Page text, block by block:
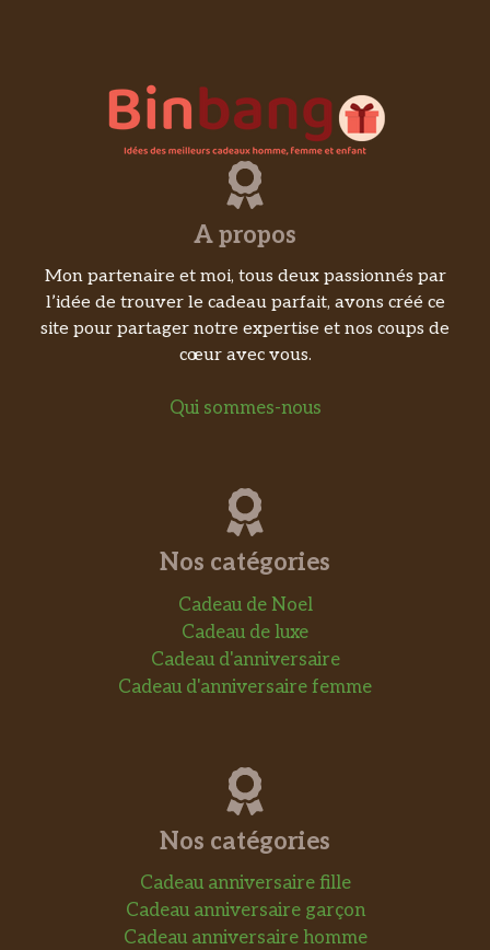
A propos
Mon partenaire et moi, tous deux passionnés par
l’idée de trouver le cadeau parfait, avons créé ce
site pour partager notre expertise et nos coups de
cœur avec vous.
Qui sommes-nous
Nos catégories
Cadeau de Noel
Cadeau de luxe
Cadeau d'anniversaire
Cadeau d'anniversaire femme
Nos catégories
Cadeau anniversaire fille
Cadeau anniversaire garçon
Cadeau anniversaire homme